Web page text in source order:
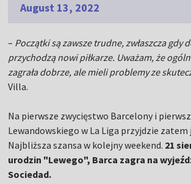
August 13, 2022
– Początki są zawsze trudne, zwłaszcza gdy
przychodzą nowi piłkarze. Uważam, że
zagrała dobrze, ale mieli problemy ze
Villa.
Na pierwsze zwycięstwo Barcelony i
Lewandowskiego w La Liga przyjdzie zatem
Najbliższa szansa w kolejny weekend. 21
urodzin "Lewego", Barca zagra na
Sociedad.